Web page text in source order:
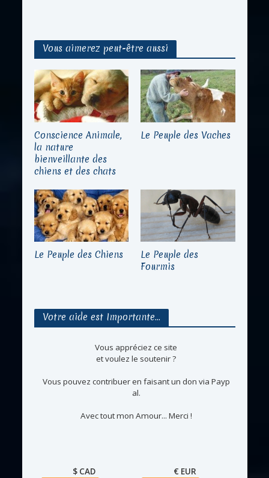
Vous aimerez peut-être aussi
Conscience Animale,
la nature
bienveillante des
chiens et des chats
Le Peuple des Vaches
Le Peuple des Chiens
Le Peuple des
Fourmis
Votre aide est Importante…
Vous appréciez ce site
et voulez le soutenir ?
Vous pouvez contribuer en faisant un don via Payp
al.
Avec tout mon Amour... Merci !
$ CAD € EUR